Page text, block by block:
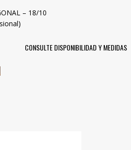
– 18/10
CONSULTE DISPONIBILIDAD Y MEDIDAS